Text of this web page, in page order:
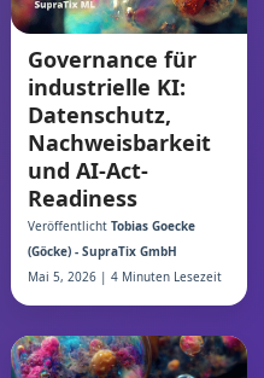
Governance für
industrielle KI:
Datenschutz,
Nachweisbarkeit
und AI-Act-
Readiness
Veröffentlicht Tobias Goecke
(Göcke) - SupraTix GmbH
Mai 5, 2026 | 4 Minuten Lesezeit